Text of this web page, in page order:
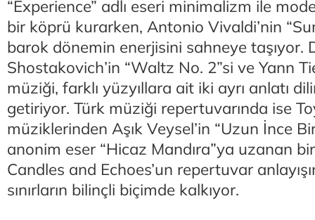
“Experience” adlı eseri minimalizm ile
bir köprü kurarken, Antonio Vivaldi’nin
barok dönemin enerjisini sahneye taşıyor.
Shostakovich’in “Waltz No. 2”si ve Yann
müziği, farklı yüzyıllara ait iki ayrı anlatı
getiriyor. Türk müziği repertuvarında ise
müziklerinden Aşık Veysel’in “Uzun İnce
anonim eser “Hicaz Mandıra”ya uzanan
Candles and Echoes’un repertuvar
sınırların bilinçli biçimde kalkıyor.